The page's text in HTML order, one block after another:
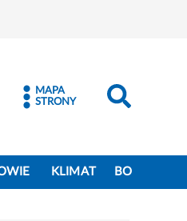
- Instagram
Kraków - LinkedIn
MAPA
STRONY
KLIMAT BO